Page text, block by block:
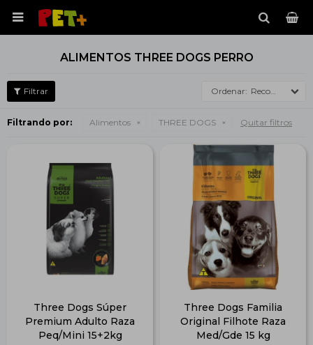

ALIMENTOS THREE DOGS PERRO
Recomendados
Filtrando por: Alimentos THREE DOGS Quitar filtros
Three Dogs Súper
Premium Adulto Raza
Peq/Mini 15+2kg
Three Dogs Familia
Original Filhote Raza
Med/Gde 15 kg